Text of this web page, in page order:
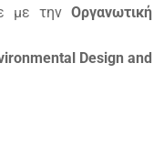
με την Οργανωτική
Design and